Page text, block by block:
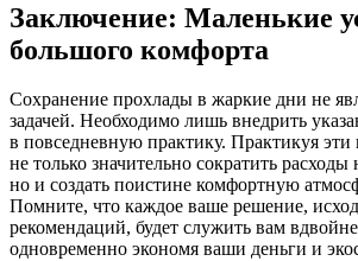
Заключение: Маленькие
большого комфорта
Сохранение прохлады в жаркие дни не
задачей. Необходимо лишь внедрить
в повседневную практику. Практикуя
не только значительно сократить
но и создать поистине комфортную
Помните, что каждое ваше решение,
рекомендаций, будет служить вам
одновременно экономя ваши деньги и